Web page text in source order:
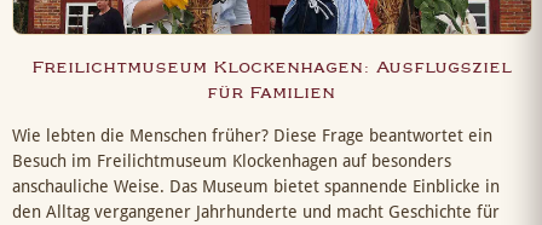
Freilichtmuseum Klockenhagen: Ausflugsziel
für Familien
Wie lebten die Menschen früher? Diese Frage beantwortet ein
Besuch im Freilichtmuseum Klockenhagen auf besonders
anschauliche Weise. Das Museum bietet spannende Einblicke in
den Alltag vergangener Jahrhunderte und macht Geschichte für